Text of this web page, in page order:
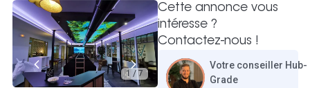
1 / 7
Cette annonce vous
intéresse ?
Contactez-nous !
Votre conseiller Hub-
Grade